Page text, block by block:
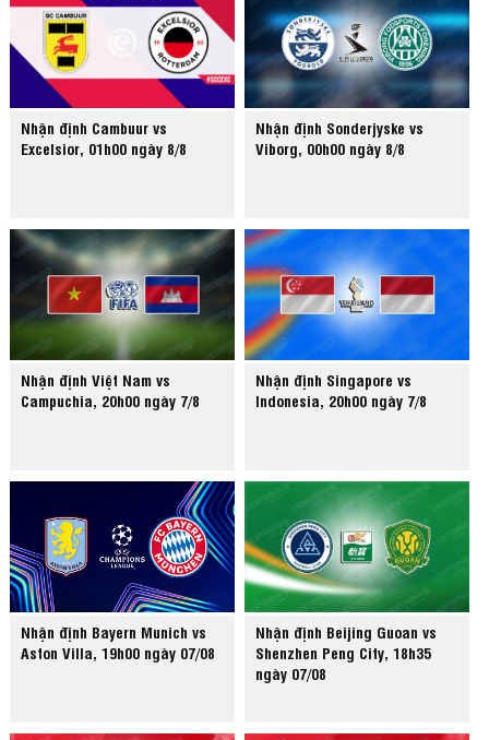
Nhận định Cambuur vs
Excelsior, 01h00 ngày 8/8
Nhận định Sonderjyske vs
Viborg, 00h00 ngày 8/8
Nhận định Việt Nam vs
Campuchia, 20h00 ngày 7/8
Nhận định Singapore vs
Indonesia, 20h00 ngày 7/8
Nhận định Bayern Munich vs
Aston Villa, 19h00 ngày 07/08
Nhận định Beijing Guoan vs
Shenzhen Peng City, 18h35
ngày 07/08